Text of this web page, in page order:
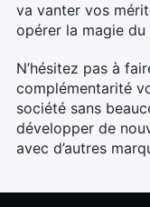
va vanter vos
opérer la magie
N’hésitez pas à
complémentarité
société sans
développer de
avec d’autres